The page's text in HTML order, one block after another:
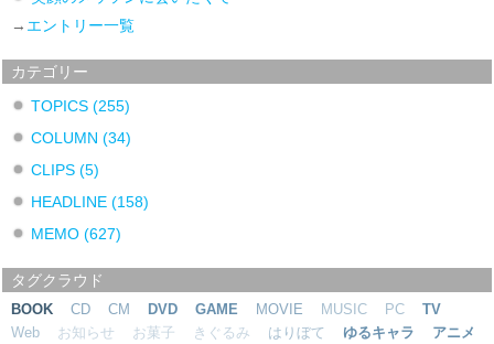
→ エントリー一覧
カテゴリー
TOPICS(255)
COLUMN(34)
CLIPS(5)
HEADLINE(158)
MEMO(627)
タグクラウド
BOOK CD CM DVD GAME MOVIE MUSIC PC
TV
Web
お知らせ お菓子 きぐるみ はりぼて ゆるキャラ
アニメ